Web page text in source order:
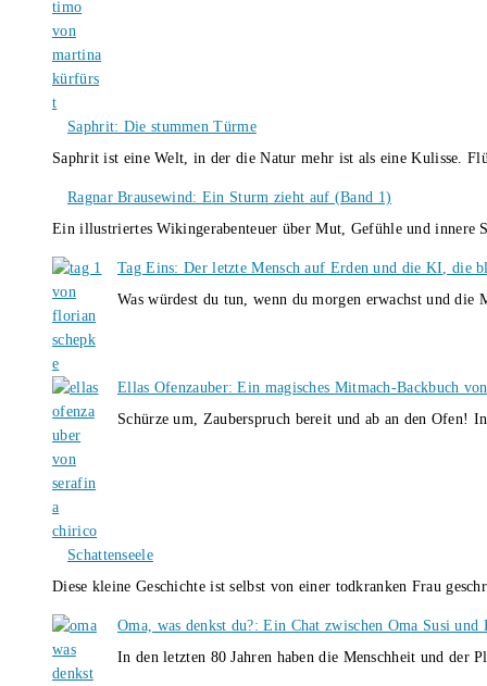
Saphrit: Die stummen Türme
Saphrit ist eine Welt, in der die Natur mehr ist als eine Kulisse.
Ragnar Brausewind: Ein Sturm zieht auf (Band 1)
Ein illustriertes Wikingerabenteuer über Mut, Gefühle und
Tag Eins: Der letzte Mensch auf Erden und die KI, die
Was würdest du tun, wenn du morgen erwachst und
Ellas Ofenzauber: Ein magisches Mitmach-Backbuch
Schürze um, Zauberspruch bereit und ab an den Ofen!
Schattenseele
Diese kleine Geschichte ist selbst von einer todkranken Frau
Oma, was denkst du?: Ein Chat zwischen Oma Susi
In den letzten 80 Jahren haben die Menschheit und